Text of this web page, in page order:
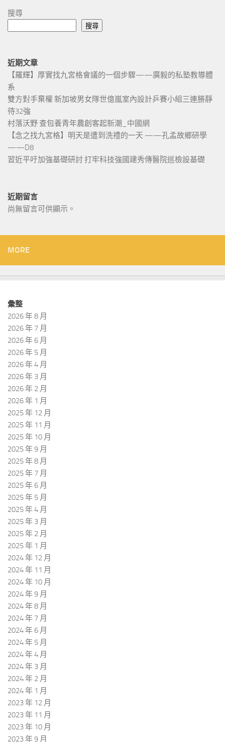
搜尋
搜尋
近期文章
【羅輝】厚實找九宮格會議的一個步驟——廣毅的私塾教導體
系
雙方對手棄權 新加坡男女隊世億嵐室內設計乒賽小組三連勝靜
待32強
村落沃野 查包養青年農創客起新潮_中國網
【念之找九宮格】明天是遭到洗禮的一天 ——孔孟故鄉研學
——D8
習近平吁加強基礎研討 打牢科技強國建秀傳醫院巡檢設基礎
近期留言
尚無留言可供顯示。
MORE
彙整
2026 年 8 月
2026 年 7 月
2026 年 6 月
2026 年 5 月
2026 年 4 月
2026 年 3 月
2026 年 2 月
2026 年 1 月
2025 年 12 月
2025 年 11 月
2025 年 10 月
2025 年 9 月
2025 年 8 月
2025 年 7 月
2025 年 6 月
2025 年 5 月
2025 年 4 月
2025 年 3 月
2025 年 2 月
2025 年 1 月
2024 年 12 月
2024 年 11 月
2024 年 10 月
2024 年 9 月
2024 年 8 月
2024 年 7 月
2024 年 6 月
2024 年 5 月
2024 年 4 月
2024 年 3 月
2024 年 2 月
2024 年 1 月
2023 年 12 月
2023 年 11 月
2023 年 10 月
2023 年 9 月